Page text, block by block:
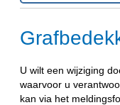
U wilt een wijziging
waarvoor u
kan via het